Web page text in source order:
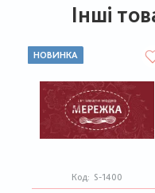
Інші
НОВИНКА
Код: S-1400